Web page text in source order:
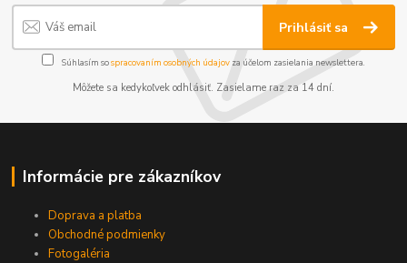
Prihlásiť sa
Súhlasím sospracovaním osobných údajov za účelom zasielania newslettera.
Môžete sa kedykoľvek odhlásiť. Zasielame raz za 14 dní.
Informácie pre zákazníkov
Doprava a platba
Obchodné podmienky
Fotogaléria